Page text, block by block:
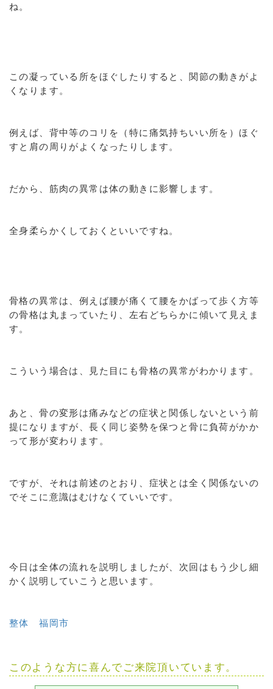
ね。
この凝っている所をほぐしたりすると、関節の動きがよ
くなります。
例えば、背中等のコリを（特に痛気持ちいい所を）ほぐ
すと肩の周りがよくなったりします。
だから、筋肉の異常は体の動きに影響します。
全身柔らかくしておくといいですね。
骨格の異常は、例えば腰が痛くて腰をかばって歩く方等
の骨格は丸まっていたり、左右どちらかに傾いて見えま
す。
こういう場合は、見た目にも骨格の異常がわかります。
あと、骨の変形は痛みなどの症状と関係しないという前
提になりますが、長く同じ姿勢を保つと骨に負荷がかか
って形が変わります。
ですが、それは前述のとおり、症状とは全く関係ないの
でそこに意識はむけなくていいです。
今日は全体の流れを説明しましたが、次回はもう少し細
かく説明していこうと思います。
整体 福岡市
このような方に喜んでご来院頂いています。